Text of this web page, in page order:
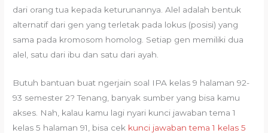
dari orang tua kepada keturunannya. Alel adalah bentuk
alternatif dari gen yang terletak pada lokus (posisi) yang
sama pada kromosom homolog. Setiap gen memiliki dua
alel, satu dari ibu dan satu dari ayah.
Butuh bantuan buat ngerjain soal IPA kelas 9 halaman 92-
93 semester 2? Tenang, banyak sumber yang bisa kamu
akses. Nah, kalau kamu lagi nyari kunci jawaban tema 1
kelas 5 halaman 91, bisa cek kunci jawaban tema 1 kelas 5